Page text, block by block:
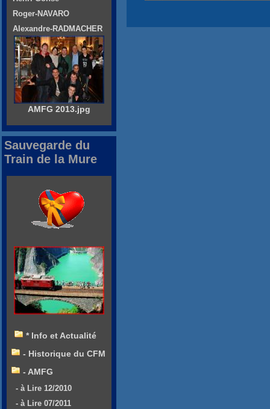
Roger-NAVARO
Alexandre-RADMACHER
AMFG 2013.jpg
Sauvegarde du
Train de la Mure
* Info et Actualité
- Historique du CFM
- AMFG
- à Lire 12/2010
- à Lire 07/2011